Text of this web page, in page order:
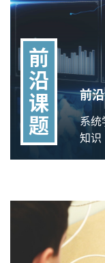
前
沿
课
题
前
系统
知识